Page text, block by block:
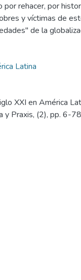
rehacer, por
y víctimas de
de la
Latina
XXI en América
y Praxis, (2), pp. 6-